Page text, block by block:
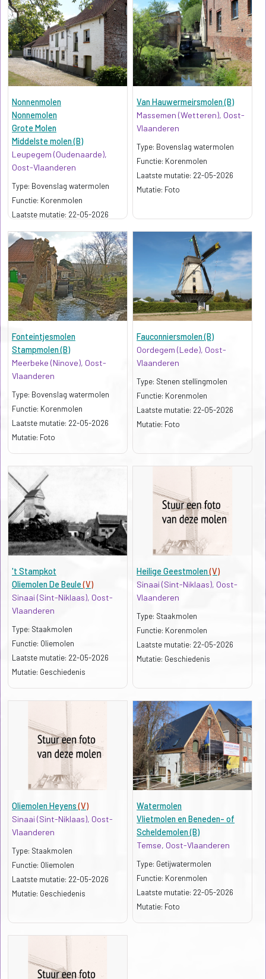
Nonnenmolen
Nonnemolen
Grote Molen
Middelste molen (B)
Leupegem (Oudenaarde),
Oost-Vlaanderen
Type: Bovenslag watermolen
Functie: Korenmolen
Kenmerk: Vroeger ook olie- en schorsmolen, nu nog dubbel waterrad
Laatste mutatie: 22-05-2026
Van Hauwermeirsmolen (B)
Massemen (Wetteren), Oost-
Vlaanderen
Type: Bovenslag watermolen
Functie: Korenmolen
Kenmerk: Klein gebouw
p>
Laatste mutatie: 22-05-2026
Mutatie: Foto
Fonteintjesmolen
Stampmolen (B)
Meerbeke (Ninove), Oost-
Vlaanderen
Type: Bovenslag watermolen
Functie: Korenmolen
Kenmerk: Opeenvolgend vol-, papier-, olie- en korenmolen; wolfsdak
p>
Laatste mutatie: 22-05-2026
Mutatie: Foto
Fauconniersmolen (B)
Oordegem (Lede), Oost-
Vlaanderen
Type: Stenen stellingmolen
Functie: Korenmolen
Kenmerk: Oorspronkelijk olie- en
p>
Laatste mutatie: 22-05-2026
Mutatie: Foto
't Stampkot
Oliemolen De Beule(V)
Sinaai (Sint-Niklaas), Oost-
Vlaanderen
Type: Staakmolen
Functie: Oliemolen
Kenmerk:
p>
Laatste mutatie: 22-05-2026
Mutatie: Geschiedenis
Heilige Geestmolen(V)
Sinaai (Sint-Niklaas), Oost-
Vlaanderen
Type: Staakmolen
Functie: Korenmolen
Kenmerk:
p>
Laatste mutatie: 22-05-2026
Mutatie: Geschiedenis
Oliemolen Heyens(V)
Sinaai (Sint-Niklaas), Oost-
Vlaanderen
Type: Staakmolen
Functie: Oliemolen
Kenmerk:
p>
Laatste mutatie: 22-05-2026
Mutatie: Geschiedenis
Watermolen
Vlietmolen en Beneden- of
Scheldemolen (B)
Temse, Oost-Vlaanderen
Type: Getijwatermolen
Functie: Korenmolen
Kenmerk: Leien dakbedekking
p>
Laatste mutatie: 22-05-2026
Mutatie: Foto